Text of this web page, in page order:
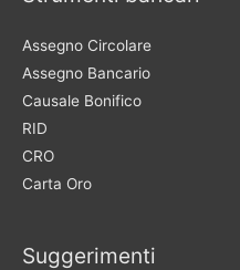
Assegno Circolare
Assegno Bancario
Causale Bonifico
RID
CRO
Carta Oro
Suggerimenti